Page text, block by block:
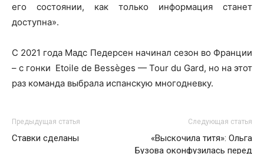
его состоянии, как только информация станет
доступна».
С 2021 года Мадс Педерсен начинал сезон во Франции
– с гонки Etoile de Bessèges — Tour du Gard, но на этот
раз команда выбрала испанскую многодневку.
Предыдущая статья
Ставки сделаны
Следующая статья
«Выскочила титя»: Ольга
Бузова оконфузилась перед